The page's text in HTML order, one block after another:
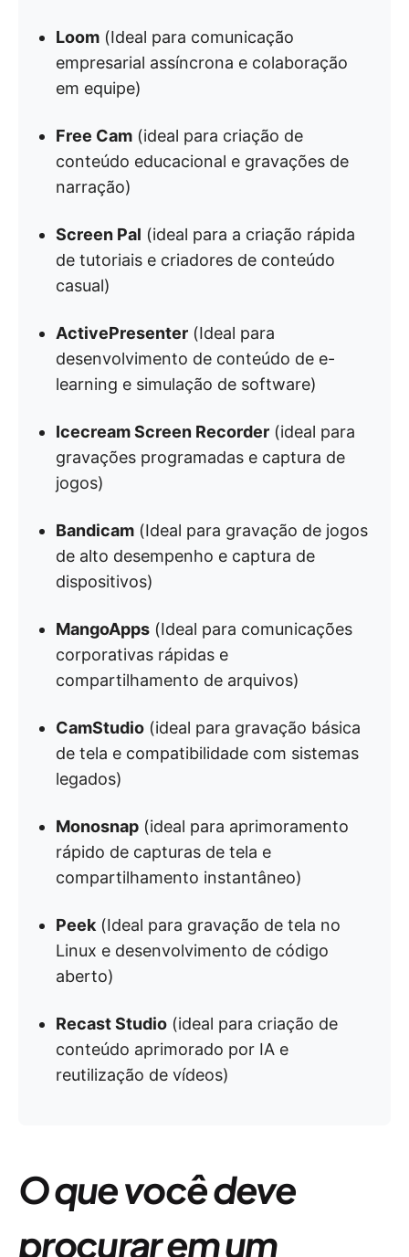
Loom (Ideal para comunicação
empresarial assíncrona e colaboração
em equipe)
Free Cam (ideal para criação de
conteúdo educacional e gravações de
narração)
Screen Pal (ideal para a criação rápida
de tutoriais e criadores de conteúdo
casual)
ActivePresenter (Ideal para
desenvolvimento de conteúdo de e-
learning e simulação de software)
Icecream Screen Recorder (ideal para
gravações programadas e captura de
jogos)
Bandicam (Ideal para gravação de jogos
de alto desempenho e captura de
dispositivos)
MangoApps (Ideal para comunicações
corporativas rápidas e
compartilhamento de arquivos)
CamStudio (ideal para gravação básica
de tela e compatibilidade com sistemas
legados)
Monosnap (ideal para aprimoramento
rápido de capturas de tela e
compartilhamento instantâneo)
Peek (Ideal para gravação de tela no
Linux e desenvolvimento de código
aberto)
Recast Studio (ideal para criação de
conteúdo aprimorado por IA e
reutilização de vídeos)
O que você deve
procurar em um